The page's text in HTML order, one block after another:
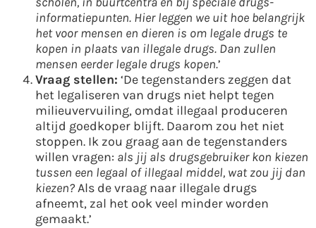
informatiepunten. Hier leggen we uit hoe belangrijk
het voor mensen en dieren is om legale drugs te
kopen in plaats van illegale drugs. Dan zullen
mensen eerder legale drugs kopen.’
Vraag stellen: ‘De tegenstanders zeggen dat
het legaliseren van drugs niet helpt tegen
milieuvervuiling, omdat illegaal produceren
altijd goedkoper blijft. Daarom zou het niet
stoppen. Ik zou graag aan de tegenstanders
willen vragen: als jij als drugsgebruiker kon kiezen
tussen een legaal of illegaal middel, wat zou jij dan
kiezen?Als de vraag naar illegale drugs
afneemt, zal het ook veel minder worden
gemaakt.’